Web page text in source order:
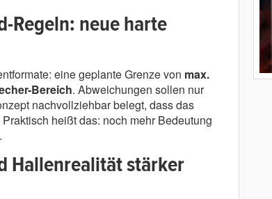
Regeln: neue harte
eine geplante Grenze von max.
Bereich. Abweichungen sollen nur
nachvollziehbar belegt, dass das
heißt das: noch mehr Bedeutung
Hallenrealität stärker